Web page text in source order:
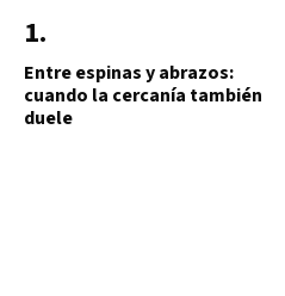
Entre espinas y abrazos:
cuando la cercanía también
duele